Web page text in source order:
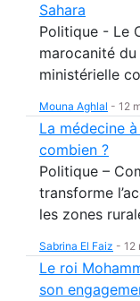
Sahara
Politique - Le
marocanité
ministérielle
Mouna Aghlal - 12
La médecine
combien ?
Politique –
transforme
les zones
Sabrina El Faiz - 12
Le roi
son